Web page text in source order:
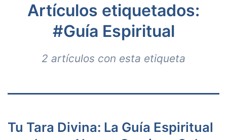
Artículos etiquetados:
#Guía Espiritual
2 artículos con esta etiqueta
Tu Tara Divina: La Guía Espiritual